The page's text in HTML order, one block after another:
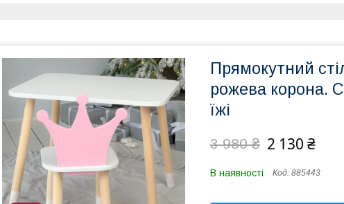
Прямокутний
рожева корона.
їжі
3 980 ₴ 2 130 ₴
В наявності Код: 885443